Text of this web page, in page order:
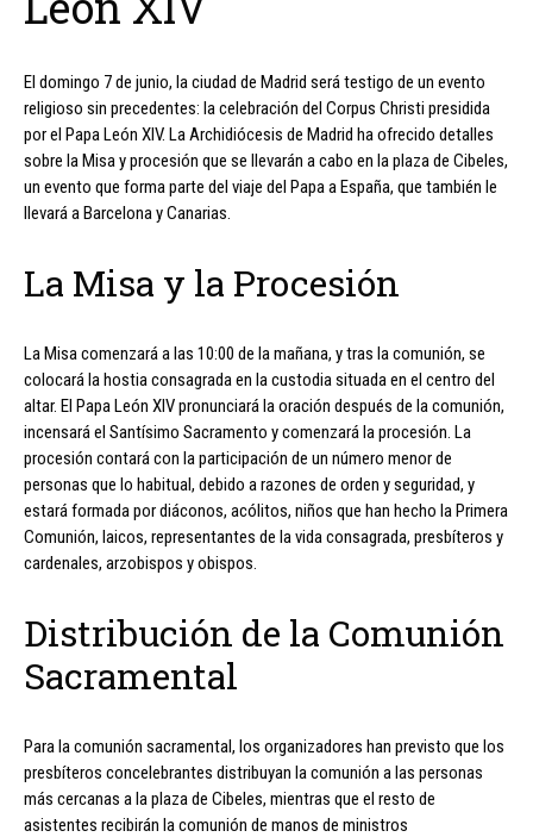
El domingo 7 de junio, la ciudad de Madrid será testigo de un evento
religioso sin precedentes: la celebración del Corpus Christi presidida
por el Papa León XIV. La Archidiócesis de Madrid ha ofrecido detalles
sobre la Misa y procesión que se llevarán a cabo en la plaza de Cibeles,
un evento que forma parte del viaje del Papa a España, que también le
llevará a Barcelona y Canarias.
La Misa y la Procesión
La Misa comenzará a las 10:00 de la mañana, y tras la comunión, se
colocará la hostia consagrada en la custodia situada en el centro del
altar. El Papa León XIV pronunciará la oración después de la comunión,
incensará el Santísimo Sacramento y comenzará la procesión. La
procesión contará con la participación de un número menor de
personas que lo habitual, debido a razones de orden y seguridad, y
estará formada por diáconos, acólitos, niños que han hecho la Primera
Comunión, laicos, representantes de la vida consagrada, presbíteros y
cardenales, arzobispos y obispos.
Distribución de la Comunión
Sacramental
Para la comunión sacramental, los organizadores han previsto que los
presbíteros concelebrantes distribuyan la comunión a las personas
más cercanas a la plaza de Cibeles, mientras que el resto de
asistentes recibirán la comunión de manos de ministros